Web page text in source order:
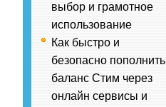
выбор и грамотное
использование
Как быстро и
безопасно пополнить
баланс Стим через
онлайн сервисы и